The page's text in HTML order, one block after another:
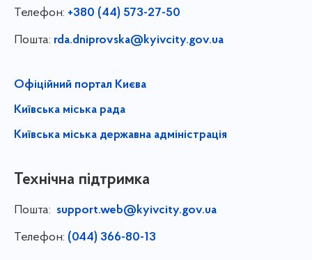
Телефон: +380 (44) 573-27-50
Пошта: rda.dniprovska@kyivcity.gov.ua
Офіційний портал Києва
Київська міська рада
Київська міська державна адміністрація
Технічна підтримка
Пошта: support.web@kyivcity.gov.ua
Телефон: (044) 366-80-13